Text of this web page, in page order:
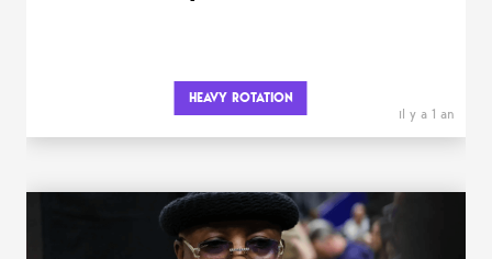
HEAVY ROTATION
il y a 1 an